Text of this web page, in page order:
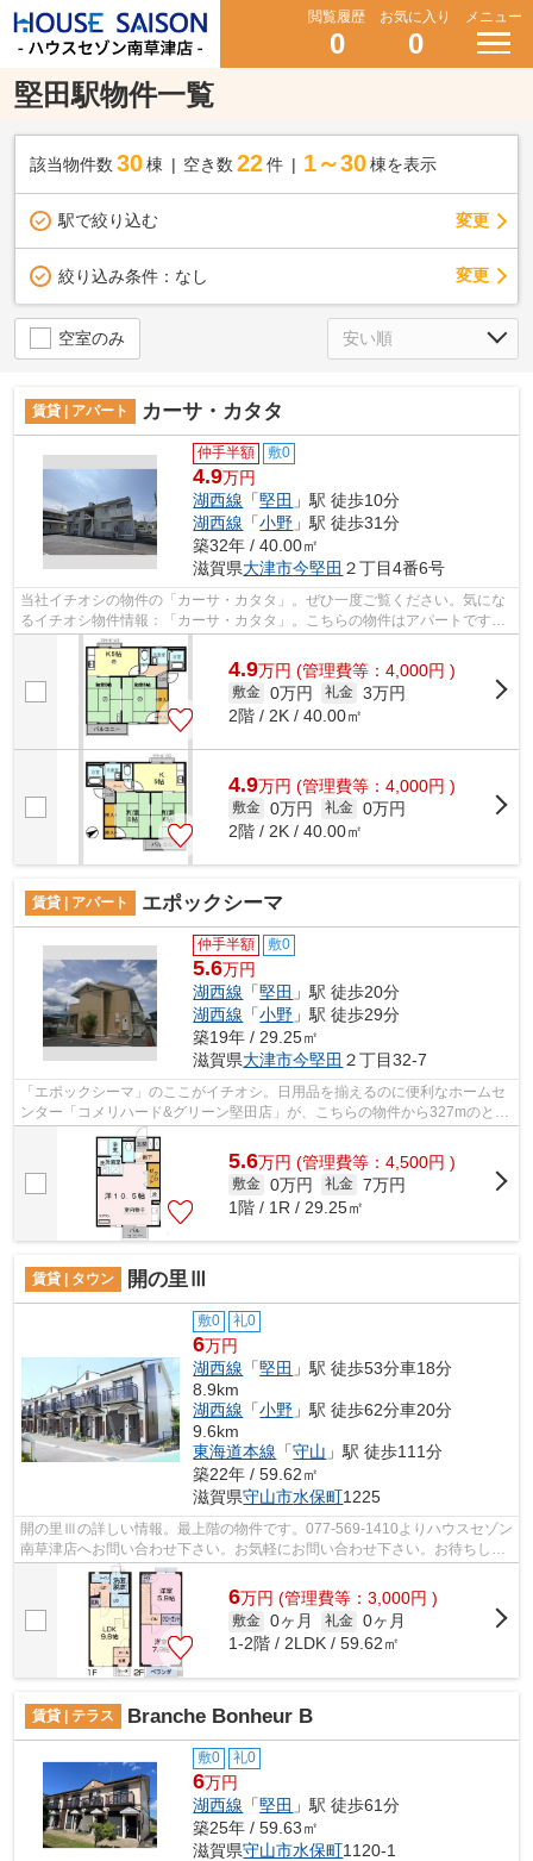
閲覧履歴
0
お気に入り
0
メニュー
堅田駅物件一覧
該当物件数 30棟 空き数 22 件 1～30 棟を表示
駅で絞り込む 変更
絞り込み条件： なし 変更
空室のみ
賃貸 | アパート カーサ・カタタ
仲手半額 敷0
4.9万円
湖西線 「堅田 」駅 徒歩10分
湖西線 「小野 」駅 徒歩31分
築32年 / 40.00㎡
滋賀県大津市今堅田 ２丁目4番6号
当社イチオシの物件の「カーサ・カタタ」。ぜひ一度ご覧ください。気にな
るイチオシ物件情報：「カーサ・カタタ」。こちらの物件はアパートです。
魅力的な駅近の物件で、駅まで徒歩10...
4.9万円 (管理費等：4,000円 )
敷金 0万円 礼金 3万円
2階 / 2K / 40.00㎡
4.9万円 (管理費等：4,000円 )
敷金 0万円 礼金 0万円
2階 / 2K / 40.00㎡
賃貸 | アパート エポックシーマ
仲手半額 敷0
5.6万円
湖西線 「堅田 」駅 徒歩20分
湖西線 「小野 」駅 徒歩29分
築19年 / 29.25㎡
滋賀県大津市今堅田 ２丁目32-7
「エポックシーマ」のここがイチオシ。日用品を揃えるのに便利なホームセ
ンター「コメリハード&グリーン堅田店」が、こちらの物件から327mのとこ
ろにあります。こちらの物件はアパ...
5.6万円 (管理費等：4,500円 )
敷金 0万円 礼金 7万円
1階 / 1R / 29.25㎡
賃貸 | タウン 開の里Ⅲ
敷0 礼0
6万円
湖西線 「堅田 」駅 徒歩53分車18分
8.9km
湖西線 「小野 」駅 徒歩62分車20分
9.6km
東海道本線 「守山 」駅 徒歩111分
築22年 / 59.62㎡
滋賀県守山市水保町1225
開の里Ⅲの詳しい情報。最上階の物件です。077-569-1410よりハウスセゾン
南草津店へお問い合わせ下さい。お気軽にお問い合わせ下さい。お待ちして
おります。
6万円 (管理費等：3,000円 )
敷金 0ヶ月 礼金 0ヶ月
1-2階 / 2LDK / 59.62㎡
賃貸 | テラス Branche Bonheur B
敷0 礼0
6万円
湖西線 「堅田 」駅 徒歩61分
築25年 / 59.63㎡
滋賀県守山市水保町1120-1